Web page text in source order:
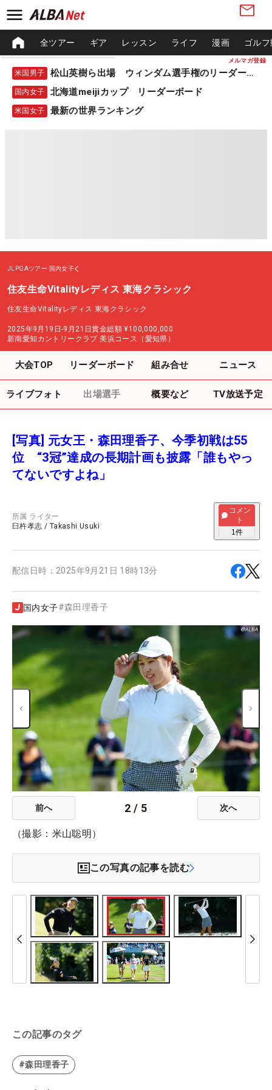
メルマガ登録
全ツアー ギア レッスン ライフ 漫画 ゴル
米国男子 松山英樹ら出場 ウィンダム選手権のリーダーボード
国内女子 北海道meijiカップ リーダーボード
米国女子 最新の世界ランキング
JLPGAツアー 国内女子
住友生命Vitalityレディス 東海クラシック
住友生命Vitalityレディス 東海クラシック
2025年9月19日-9月21日賞金総額 ¥100,000,000
新南愛知カントリークラブ 美浜コース（愛知県）
大会TOP リーダーボード 組み合せ ニュース
ライブフォト 出場選手 概要など TV放送予定
[写真] 元女王・森田理香子、今季初戦は55
位 “3冠”達成の長期計画も披露「誰もやっ
てないですよね」
所属 ライター
臼杵孝志 / Takashi Usuki
コメン
ト
1件
配信日時： 2025年9月21日 18時13分
国内女子#森田理香子
前へ 2 / 5 次へ
（撮影：米山聡明）
この写真の記事を読む
この記事のタグ
#森田理香子